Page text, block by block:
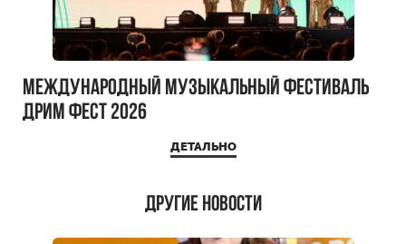
Международный музыкальный фестиваль
ДРИМ ФЕСТ 2026
ДЕТАЛЬНО
Другие новости